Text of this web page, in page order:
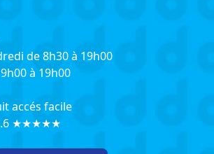
de 8h30 à 19h00
à 19h00
accés facile
★★★★★